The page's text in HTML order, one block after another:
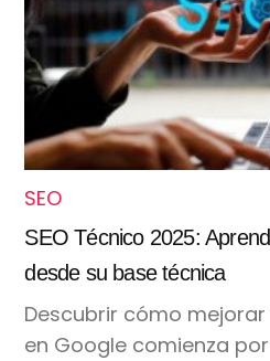
SEO
SEO Técnico 2025:
desde su base técnica
Descubrir cómo
en Google comienza